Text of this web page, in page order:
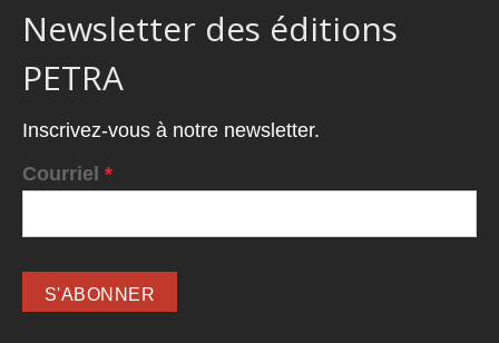
Newsletter des éditions
PETRA
Inscrivez-vous à notre newsletter.
Courriel *